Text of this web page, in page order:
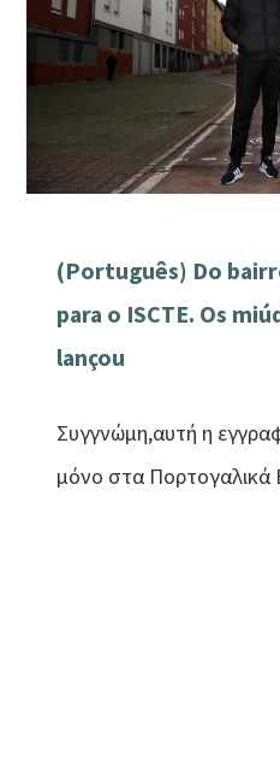
(Português) Do
para o ISCTE. Os
lançou
Συγγνώμη,αυτή η
μόνο στα Πορτογαλικά